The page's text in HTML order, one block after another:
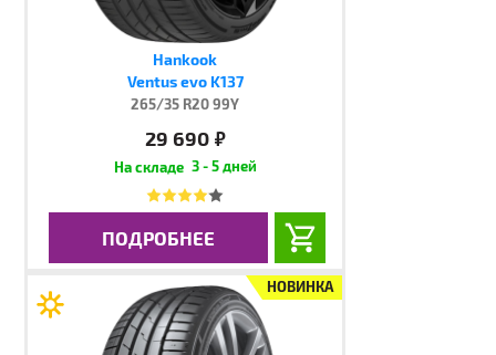
Hankook
Ventus evo K137
265/35 R20 99Y
29 690 руб.
3 - 5 дней
ПОДРОБНЕЕ
НОВИНКА